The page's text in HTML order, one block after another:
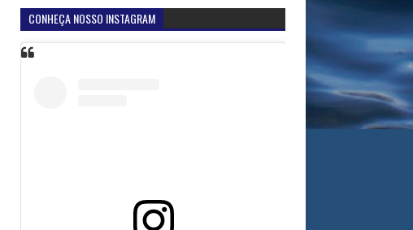
CONHEÇA NOSSO INSTAGRAM